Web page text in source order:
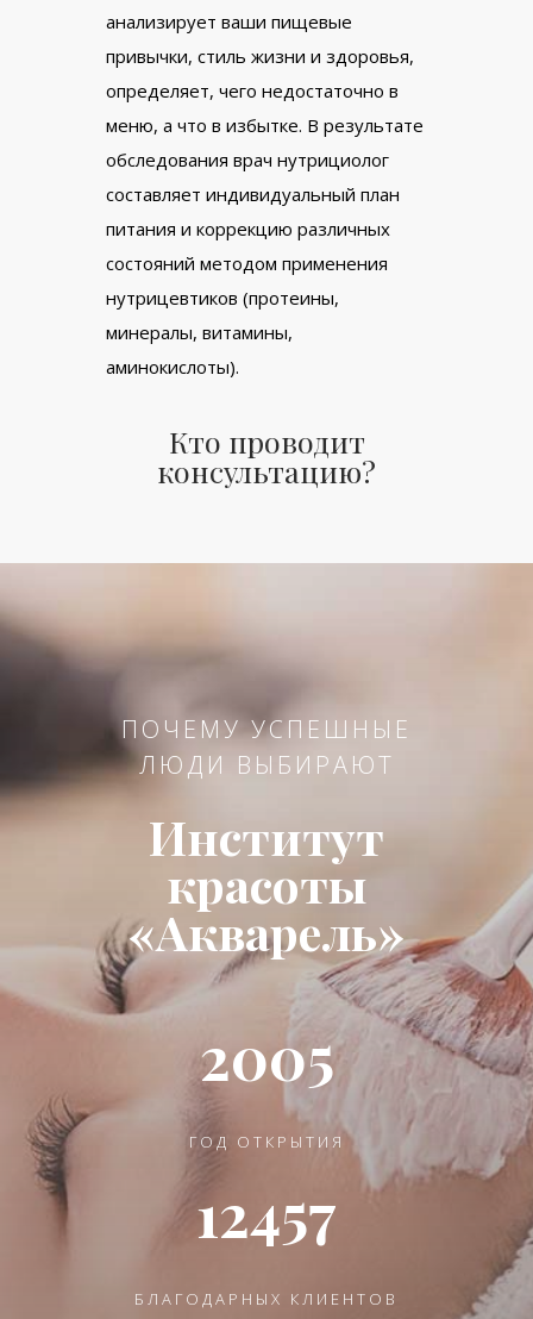
анализирует ваши пищевые
привычки, стиль жизни и здоровья,
определяет, чего недостаточно в
меню, а что в избытке. В результате
обследования врач нутрициолог
составляет индивидуальный план
питания и коррекцию различных
состояний методом применения
нутрицевтиков (протеины,
минералы, витамины,
аминокислоты).
Кто проводит
консультацию?
ПОЧЕМУ УСПЕШНЫЕ
ЛЮДИ ВЫБИРАЮТ
Институт
красоты
«Акварель»
2005
ГОД ОТКРЫТИЯ
12457
БЛАГОДАРНЫХ КЛИЕНТОВ